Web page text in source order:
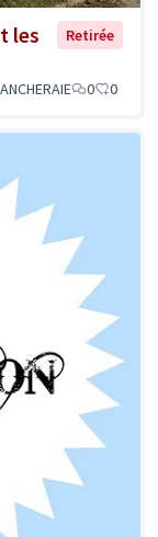
les
Retirée
0 0